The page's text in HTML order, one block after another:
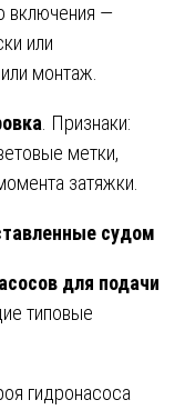
включения —
или
монтаж.
. Признаки:
метки,
затяжки.
судом
для подачи
типовые
гидронасоса